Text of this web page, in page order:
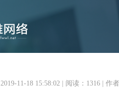
2019-11-18 15:58:02 阅读：1316 作